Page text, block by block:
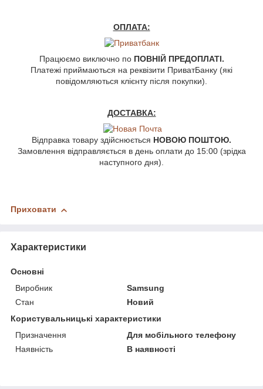
ОПЛАТА:
Працюємо виключно по ПОВНІЙ ПРЕДОПЛАТІ.
Платежі приймаються на реквізити ПриватБанку (які
повідомляються клієнту після покупки).
ДОСТАВКА:
Відправка товару здійснюється НОВОЮ ПОШТОЮ.
Замовлення відправляється в день оплати до 15:00 (зрідка
наступного дня).
Приховати
Характеристики
Основні
Виробник
Samsung
Стан
Новий
Користувальницькі характеристики
Призначення
Для мобільного телефону
Наявність
В наявності